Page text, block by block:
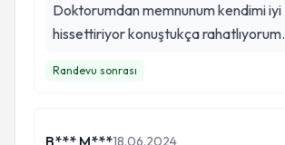
Doktorumdan memnunum kendimi iyi
hissettiriyor konuştukça rahatlıyorum.
Randevu sonrası
B*** M***18.06.2024